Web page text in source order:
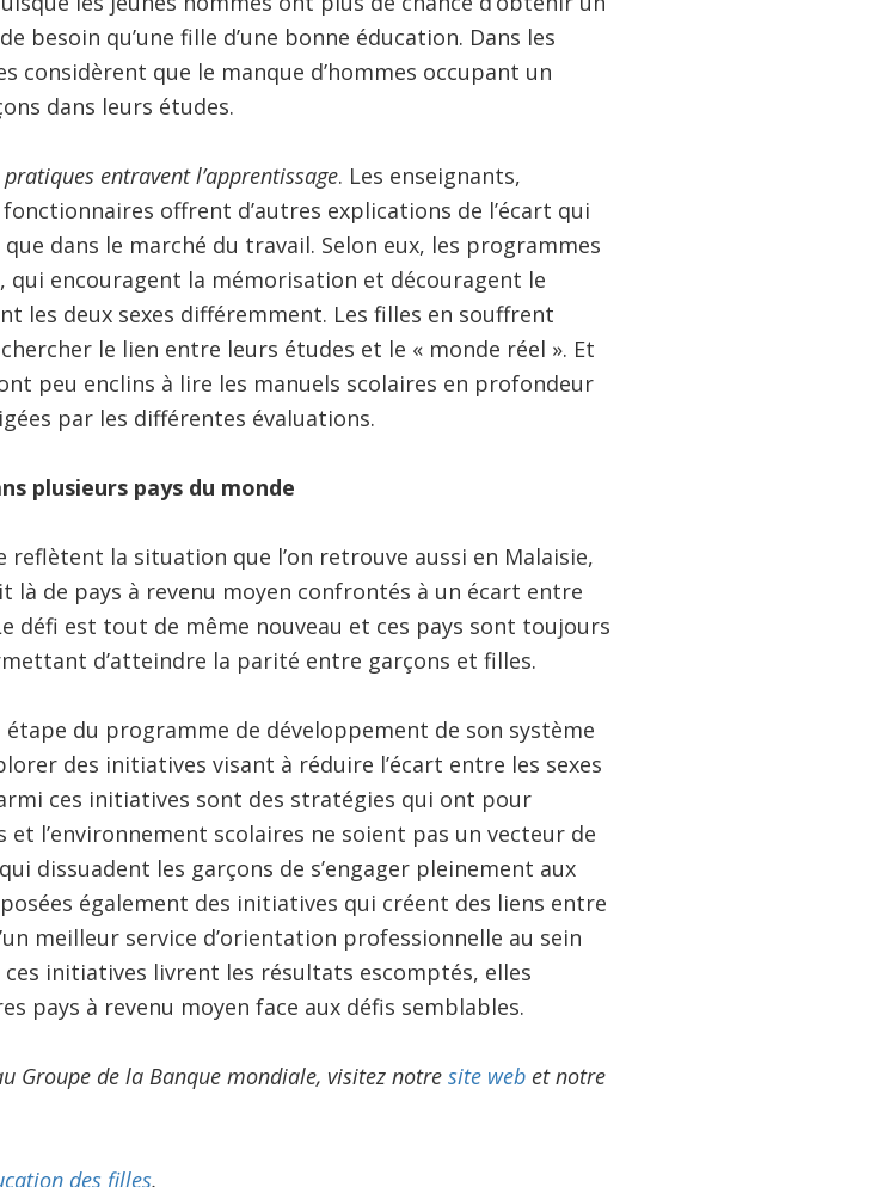
besoin qu’une fille d’une bonne éducation. Dans les
considèrent que le manque d’hommes occupant un
dans leurs études.
entravent l’apprentissage. Les enseignants,
offrent d’autres explications de l’écart qui
dans le marché du travail. Selon eux, les programmes
qui encouragent la mémorisation et découragent le
les deux sexes différemment. Les filles en souffrent
le lien entre leurs études et le « monde réel ». Et
peu enclins à lire les manuels scolaires en profondeur
par les différentes évaluations.
plusieurs pays du monde
la situation que l’on retrouve aussi en Malaisie,
là de pays à revenu moyen confrontés à un écart entre
défi est tout de même nouveau et ces pays sont toujours
d’atteindre la parité entre garçons et filles.
du programme de développement de son système
des initiatives visant à réduire l’écart entre les sexes
ces initiatives sont des stratégies qui ont pour
l’environnement scolaires ne soient pas un vecteur de
dissuadent les garçons de s’engager pleinement aux
également des initiatives qui créent des liens entre
meilleur service d’orientation professionnelle au sein
ces initiatives livrent les résultats escomptés, elles
pays à revenu moyen face aux défis semblables.
Groupe de la Banque mondiale, visitez notre site webet notre
des filles.